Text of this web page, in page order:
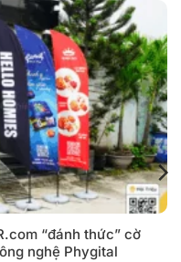
“đánh thức” cờ
nghệ Phygital